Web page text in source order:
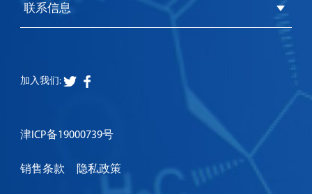
联系信息
加入我们:
津ICP备19000739号
销售条款 隐私政策